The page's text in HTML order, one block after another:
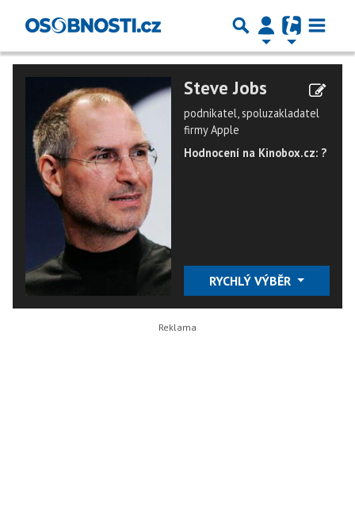
Steve Jobs
podnikatel, spoluzakladatel
firmy Apple
Hodnocení na Kinobox.cz: ?
RYCHLÝ VÝBĚR